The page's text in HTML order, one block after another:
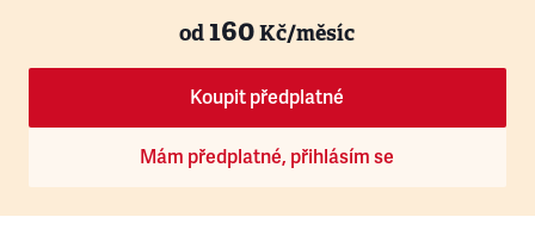
od160Kč/měsíc
Koupit předplatné
Mám předplatné, přihlásím se